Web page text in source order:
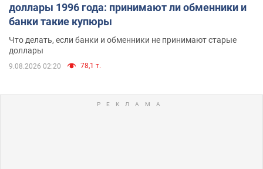
доллары 1996 года: принимают ли обменники и
банки такие купюры
Что делать, если банки и обменники не принимают старые
доллары
9.08.2026 02:20 78,1 т.